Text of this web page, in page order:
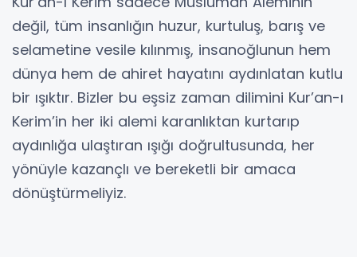
değil, tüm insanlığın huzur, kurtuluş, barış ve
selametine vesile kılınmış, insanoğlunun hem
dünya hem de ahiret hayatını aydınlatan kutlu
bir ışıktır. Bizler bu eşsiz zaman dilimini Kur’an-ı
Kerim’in her iki alemi karanlıktan kurtarıp
aydınlığa ulaştıran ışığı doğrultusunda, her
yönüyle kazançlı ve bereketli bir amaca
dönüştürmeliyiz.